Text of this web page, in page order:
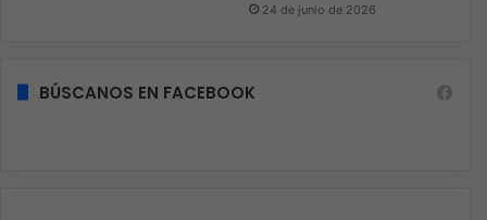
24 de junio de 2026
BÚSCANOS EN FACEBOOK